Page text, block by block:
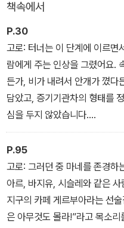
책속에서
P.30
고로: 터너는 이 단계에 이르면
람에게 주는 인상을 그렸어요.
든가, 비가 내려서 안개가 꼈다
담았고, 증기기관차의 형태를
심을 두지 않았습니다.
어시: 이 작품이 ‘인상파’적이
고로: 맞아요. 그런 점에서는 터
- 제1장 미술계의 비틀스!? 빛
P.95
고로: 그러던 중 마네를 존경하
아르, 바지유, 시슬레와 같은
지구의 카페 게르부아라는 선
은 아무것도 몰라!”라고 목소